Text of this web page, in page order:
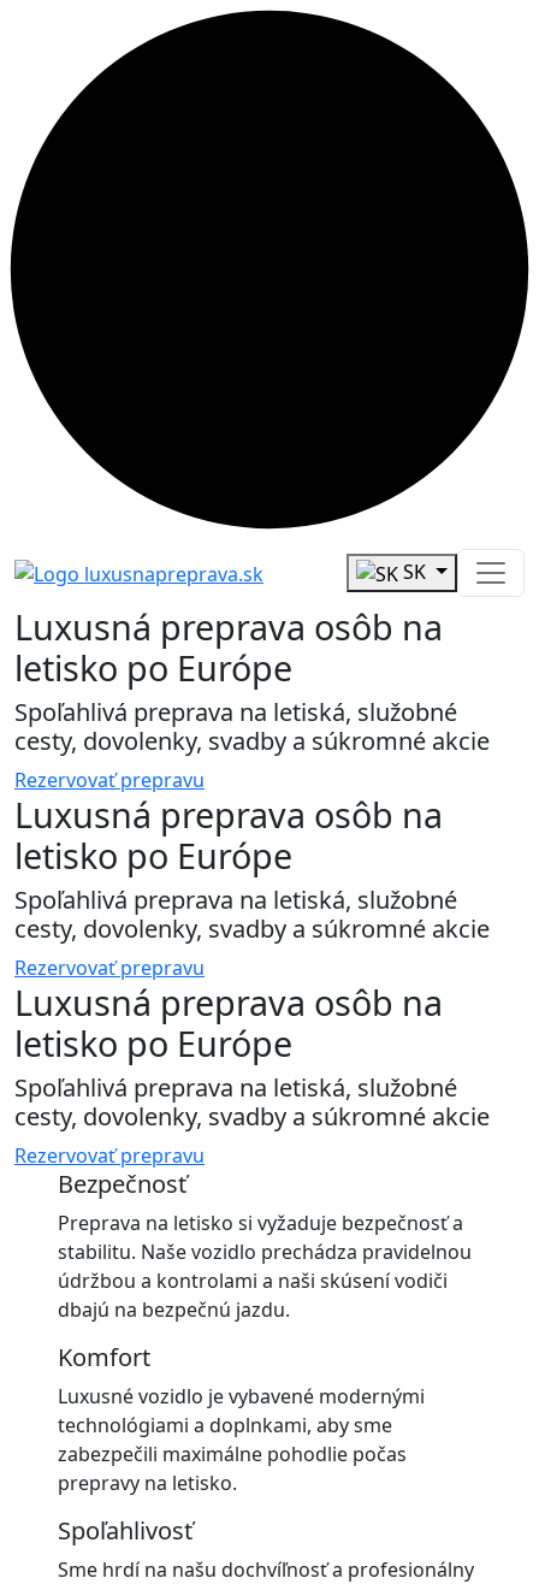
SK
Luxusná preprava osôb na
letisko po Európe
Spoľahlivá preprava na letiská, služobné
cesty, dovolenky, svadby a súkromné akcie
Rezervovať prepravu
Luxusná preprava osôb na
letisko po Európe
Spoľahlivá preprava na letiská, služobné
cesty, dovolenky, svadby a súkromné akcie
Rezervovať prepravu
Luxusná preprava osôb na
letisko po Európe
Spoľahlivá preprava na letiská, služobné
cesty, dovolenky, svadby a súkromné akcie
Rezervovať prepravu
Bezpečnosť
Preprava na letisko si vyžaduje bezpečnosť a
stabilitu. Naše vozidlo prechádza pravidelnou
údržbou a kontrolami a naši skúsení vodiči
dbajú na bezpečnú jazdu.
Komfort
Luxusné vozidlo je vybavené modernými
technológiami a doplnkami, aby sme
zabezpečili maximálne pohodlie počas
prepravy na letisko.
Spoľahlivosť
Sme hrdí na našu dochvíľnosť a profesionálny